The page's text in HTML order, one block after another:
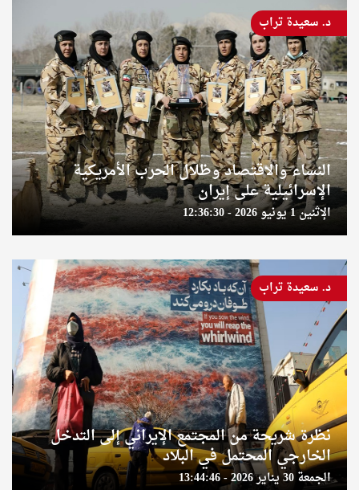
النساء والاقتصاد وظلال الحرب الأمريكية
الإسرائيلية على إيران
الإثنين 1 يونيو 2026 - 12:36:30
د. سعيدة تراب
نظرة شريحة من المجتمع الإيراني إلى التدخل
الخارجي المحتمل في البلاد
الجمعة 30 يناير 2026 - 13:44:46
د. سعيدة تراب